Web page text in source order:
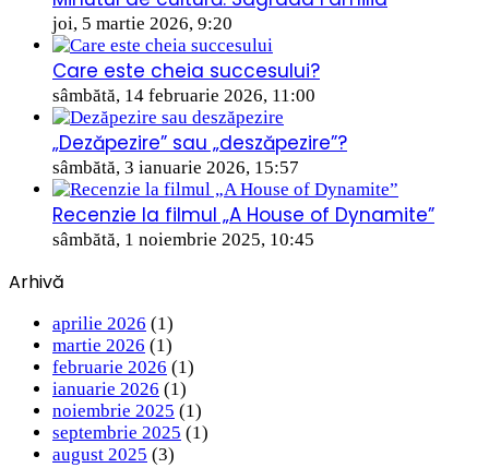
joi, 5 martie 2026, 9:20
Care este cheia succesului?
sâmbătă, 14 februarie 2026, 11:00
„Dezăpezire” sau „deszăpezire”?
sâmbătă, 3 ianuarie 2026, 15:57
Recenzie la filmul „A House of Dynamite”
sâmbătă, 1 noiembrie 2025, 10:45
Arhivă
aprilie 2026 (1)
martie 2026 (1)
februarie 2026 (1)
ianuarie 2026 (1)
noiembrie 2025 (1)
septembrie 2025 (1)
august 2025 (3)